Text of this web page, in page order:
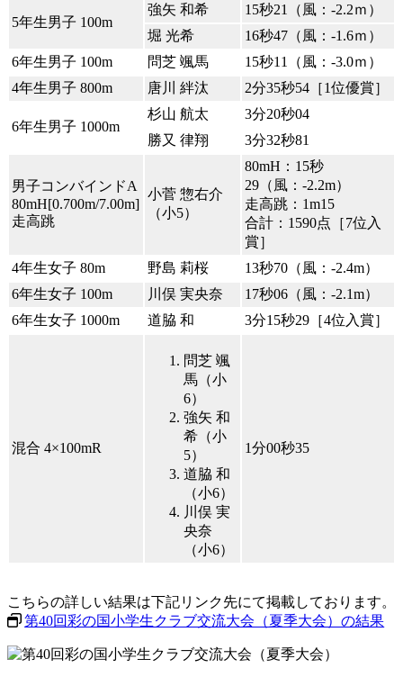
5年生男子 100m
強矢 和希
15秒21（風：-2.2ｍ）
堀 光希
16秒47（風：-1.6ｍ）
6年生男子 100m
問芝 颯馬
15秒11（風：-3.0ｍ）
4年生男子 800m
唐川 絆汰 2分35秒54［1位優賞］
6年生男子 1000m
杉山 航太
3分20秒04
勝又 律翔
3分32秒81
男子コンバインドA
80mH[0.700m/7.00m]
走高跳
小菅 惣右介
（小5）
80mH：15秒
29（風：-2.2m）
走高跳：1m15
合計：1590点［7位入
賞］
4年生女子 80m
野島 莉桜
13秒70（風：-2.4m）
6年生女子 100m
川俣 実央奈
17秒06（風：-2.1m）
6年生女子 1000m
道脇 和 3分15秒29［4位入賞］
混合 4×100mR
問芝 颯
馬（小
6）
強矢 和
希（小
5）
道脇 和
（小6）
川俣 実
央奈
（小6）
1分00秒35
こちらの詳しい結果は下記リンク先にて掲載しております。
第40回彩の国小学生クラブ交流大会（夏季大会）の結果